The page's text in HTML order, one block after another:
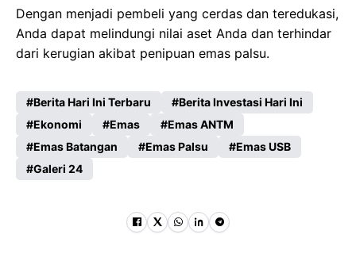
Dengan menjadi pembeli yang cerdas dan teredukasi,
Anda dapat melindungi nilai aset Anda dan terhindar
dari kerugian akibat penipuan emas palsu.
Berita Hari Ini Terbaru
Berita Investasi Hari Ini
Ekonomi
Emas
Emas ANTM
Emas Batangan
Emas Palsu
Emas USB
Galeri 24